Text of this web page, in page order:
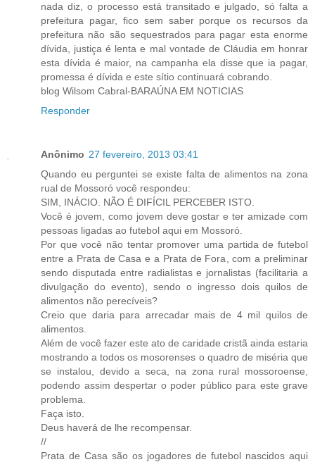
nada diz, o processo está transitado e julgado, só falta a
prefeitura pagar, fico sem saber porque os recursos da
prefeitura não são sequestrados para pagar esta enorme
dívida, justiça é lenta e mal vontade de Cláudia em honrar
esta dívida é maior, na campanha ela disse que ia pagar,
promessa é dívida e este sítio continuará cobrando.
blog Wilsom Cabral-BARAÚNA EM NOTICIAS
Responder
Anônimo 27 fevereiro, 2013 03:41
Quando eu perguntei se existe falta de alimentos na zona
rual de Mossoró você respondeu:
SIM, INÁCIO. NÃO É DIFÍCIL PERCEBER ISTO.
Você é jovem, como jovem deve gostar e ter amizade com
pessoas ligadas ao futebol aqui em Mossoró.
Por que você não tentar promover uma partida de futebol
entre a Prata de Casa e a Prata de Fora, com a preliminar
sendo disputada entre radialistas e jornalistas (facilitaria a
divulgação do evento), sendo o ingresso dois quilos de
alimentos não perecíveis?
Creio que daria para arrecadar mais de 4 mil quilos de
alimentos.
Além de você fazer este ato de caridade cristã ainda estaria
mostrando a todos os mosorenses o quadro de miséria que
se instalou, devido a seca, na zona rural mossoroense,
podendo assim despertar o poder público para este grave
problema.
Faça isto.
Deus haverá de lhe recompensar.
//
Prata de Casa são os jogadores de futebol nascidos aqui